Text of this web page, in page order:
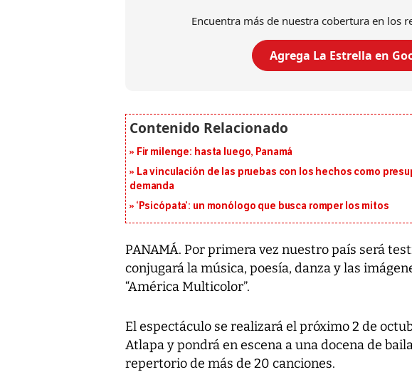
Encuentra más de nuestra cobertura en los
Agrega La Estrella en
Fir milenge: hasta luego, Panamá
La vinculación de las pruebas con los hechos como
demanda
‘Psicópata’: un monólogo que busca romper los mitos
PANAMÁ. Por primera vez nuestro país será
conjugará la música, poesía, danza y las
“América Multicolor”.
El espectáculo se realizará el próximo 2 de
Atlapa y pondrá en escena a una docena de
repertorio de más de 20 canciones.